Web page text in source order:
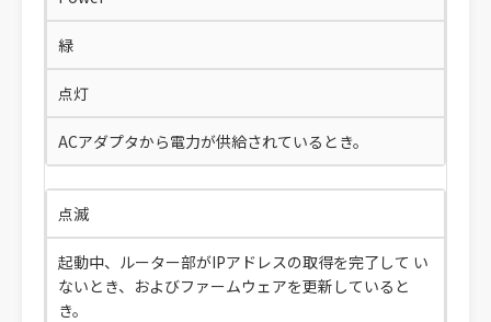
緑
点灯
ACアダプタから電力が供給されているとき。
点滅
起動中、ルーター部がIPアドレスの取得を完了して い
ないとき、およびファームウェアを更新していると
き。